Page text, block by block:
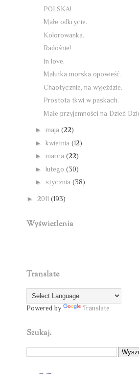
POLSKA!
Małe odkrycie.
Kolorowanka.
Radośnie!
In love.
Malutka morska opowieść.
Chaotycznie, na wyjeździe.
Prostota tkwi w paskach.
Małe przyjemności na Dzień
► maja (22)
► kwietnia (12)
► marca (22)
► lutego (30)
► stycznia (38)
► 2011 (193)
Wyświetlenia
Translate
Powered by Translate
Szukaj.